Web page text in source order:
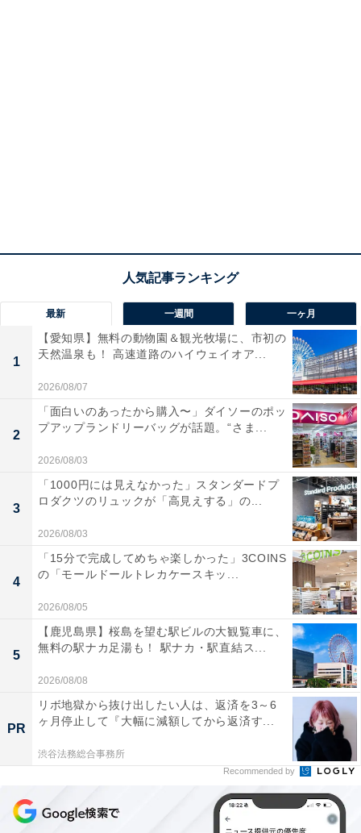
最新 一週間 一ヶ月
1
【愛知県】無料の動物園＆観光牧場に、市初の
天然温泉も！ 高速道路のハイウェイオア...
2026/08/07
2
「面白いのあったから購入〜」ダイソーのポッ
プアップランドリーバッグが話題。“さま...
2026/08/03
3
「1000円には見えなかった」スタンダードプ
ロダクツのリュックが「高見えする」の...
2026/08/03
4
「15分で完成してめちゃ楽しかった」3COINS
の「モールドールトレカケースキッ...
2026/08/05
5
【鹿児島県】桜島を望む駅ビルの大観覧車に、
無料の駅ナカ足湯も！ 駅ナカ・駅直結ス...
2026/08/08
PR
リボ地獄から抜け出したい人は、返済を3～6
ヶ月停止して『大幅に減額してから返済す...
渋谷法務総合事務所
Recommended by